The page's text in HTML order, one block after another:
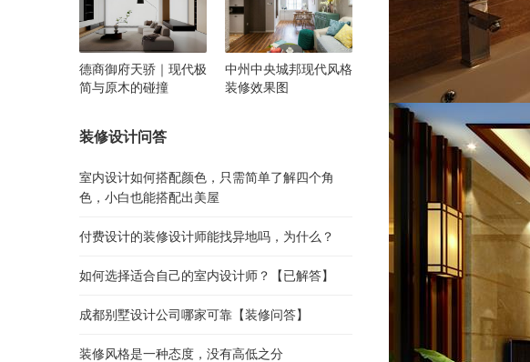
德商御府天骄｜现代极
简与原木的碰撞
中州中央城邦现代风格
装修效果图
装修设计问答
室内设计如何搭配颜色，只需简单了解四个角
色，小白也能搭配出美屋
付费设计的装修设计师能找异地吗，为什么？
如何选择适合自己的室内设计师？【已解答】
成都别墅设计公司哪家可靠【装修问答】
装修风格是一种态度，没有高低之分